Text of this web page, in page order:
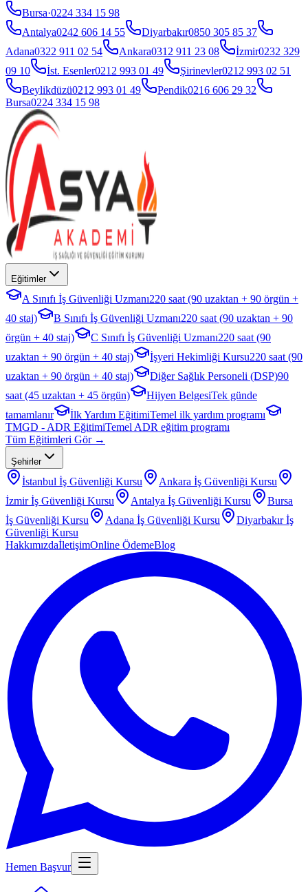
Bursa·0224 334 15 98
Antalya0242 606 14 55 Diyarbakır0850 305 85 37
Adana0322 911 02 54 Ankara0312 911 23 08 İzmir0232 329
09 10
İst. Esenler0212 993 01 49 Şirinevler0212 993 02 51
Beylikdüzü0212 993 01 49 Pendik0216 606 29 32
Bursa0224 334 15 98
Eğitimler
A Sınıfı İş Güvenliği Uzmanı220 saat (90 uzaktan + 90 örgün +
40 staj)
B Sınıfı İş Güvenliği Uzmanı220 saat (90 uzaktan + 90
örgün + 40 staj)
C Sınıfı İş Güvenliği Uzmanı220 saat (90
uzaktan + 90 örgün + 40 staj)
İşyeri Hekimliği Kursu220 saat (90
uzaktan + 90 örgün + 40 staj)
Diğer Sağlık Personeli (DSP)90
saat (45 uzaktan + 45 örgün)
Hijyen BelgesiTek günde
tamamlanır
İlk Yardım EğitimiTemel ilk yardım programı
TMGD - ADR EğitimiTemel ADR eğitim programı
Tüm Eğitimleri Gör →
Şehirler
İstanbul İş Güvenliği Kursu Ankara İş Güvenliği Kursu
İzmirİş Güvenliği Kursu Antalya İş Güvenliği Kursu
Bursa
İş Güvenliği Kursu
Adana İş Güvenliği Kursu Diyarbakırİş
Güvenliği Kursu
HakkımızdaİletişimOnline ÖdemeBlog
Hemen Başvur